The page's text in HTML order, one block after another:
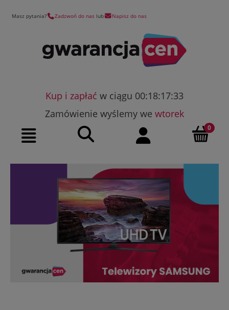
Masz pytania? Zadzwoń do nas lub Napisz do nas
Kup i zapłać w ciągu 00:18:17:33
Zamówienie wyślemy we wtorek